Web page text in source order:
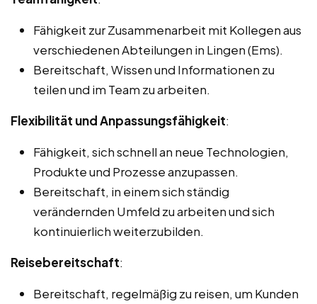
Fähigkeit zur Zusammenarbeit mit Kollegen aus
verschiedenen Abteilungen in Lingen (Ems).
Bereitschaft, Wissen und Informationen zu
teilen und im Team zu arbeiten.
Flexibilität und Anpassungsfähigkeit:
Fähigkeit, sich schnell an neue Technologien,
Produkte und Prozesse anzupassen.
Bereitschaft, in einem sich ständig
verändernden Umfeld zu arbeiten und sich
kontinuierlich weiterzubilden.
Reisebereitschaft:
Bereitschaft, regelmäßig zu reisen, um Kunden